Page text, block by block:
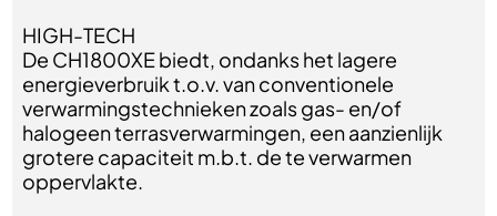
HIGH-TECH
De CH1800XE biedt, ondanks het lagere
energieverbruik t.o.v. van conventionele
verwarmingstechnieken zoals gas- en/of
halogeen terrasverwarmingen, een aanzienlijk
grotere capaciteit m.b.t. de te verwarmen
oppervlakte.